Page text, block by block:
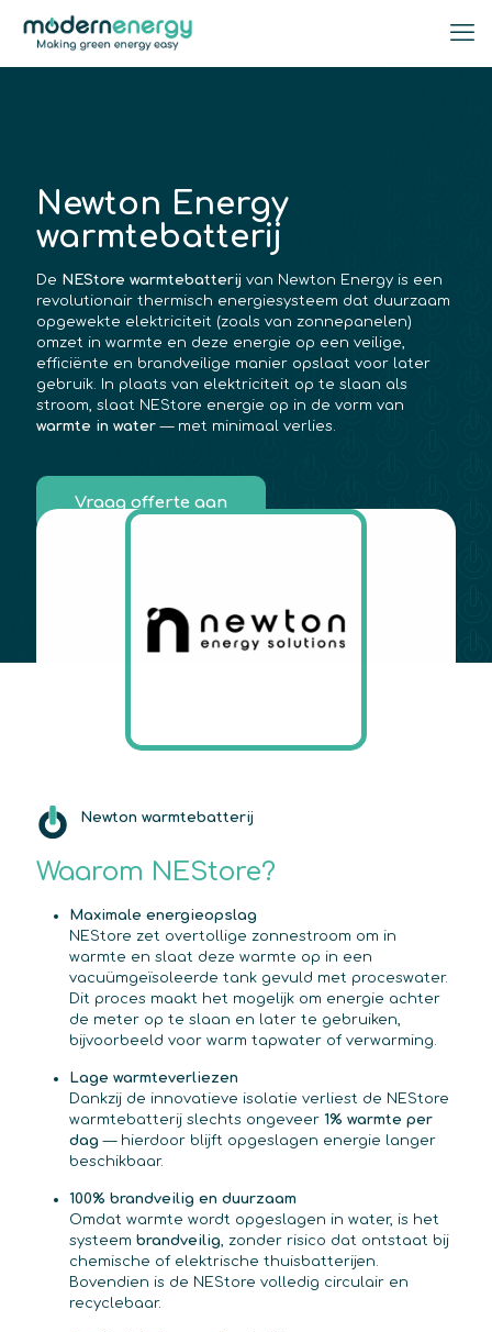
Newton Energy
warmtebatterij
De NEStore warmtebatterij van Newton Energy is een
revolutionair thermisch energiesysteem dat duurzaam
opgewekte elektriciteit (zoals van zonnepanelen)
omzet in warmte en deze energie op een veilige,
efficiënte en brandveilige manier opslaat voor later
gebruik. In plaats van elektriciteit op te slaan als
stroom, slaat NEStore energie op in de vorm van
warmte in water — met minimaal verlies.
Vraag offerte aan
Newton warmtebatterij
Waarom NEStore?
Maximale energieopslag
NEStore zet overtollige zonnestroom om in
warmte en slaat deze warmte op in een
vacuümgeïsoleerde tank gevuld met proceswater.
Dit proces maakt het mogelijk om energie achter
de meter op te slaan en later te gebruiken,
bijvoorbeeld voor warm tapwater of verwarming.
Lage warmteverliezen
Dankzij de innovatieve isolatie verliest de NEStore
warmtebatterij slechts ongeveer 1% warmte per
dag — hierdoor blijft opgeslagen energie langer
beschikbaar.
100% brandveilig en duurzaam
Omdat warmte wordt opgeslagen in water, is het
systeem brandveilig, zonder risico dat ontstaat bij
chemische of elektrische thuisbatterijen.
Bovendien is de NEStore volledig circulair en
recyclebaar.